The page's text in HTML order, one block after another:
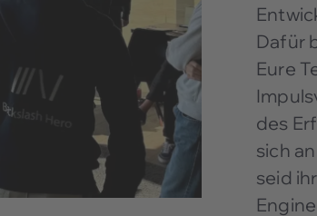
Dafür
Eure
des
sich
seid